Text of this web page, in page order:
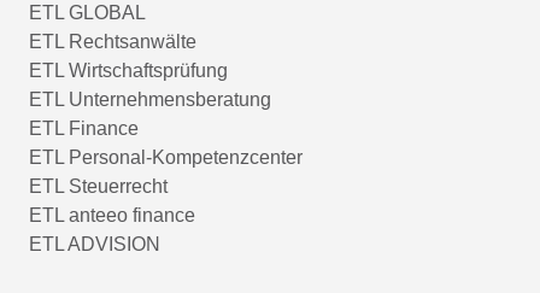
ETL GLOBAL
ETL Rechtsanwälte
ETL Wirtschaftsprüfung
ETL Unternehmensberatung
ETL Finance
ETL Personal-Kompetenzcenter
ETL Steuerrecht
ETL anteeo finance
ETL ADVISION